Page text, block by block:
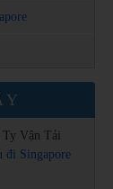
Vận Tải
đi Singapore